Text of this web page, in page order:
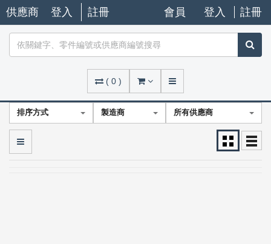
供應商 登入 註冊 會員 登入 註冊
( 0 )
排序方式 製造商 所有供應商